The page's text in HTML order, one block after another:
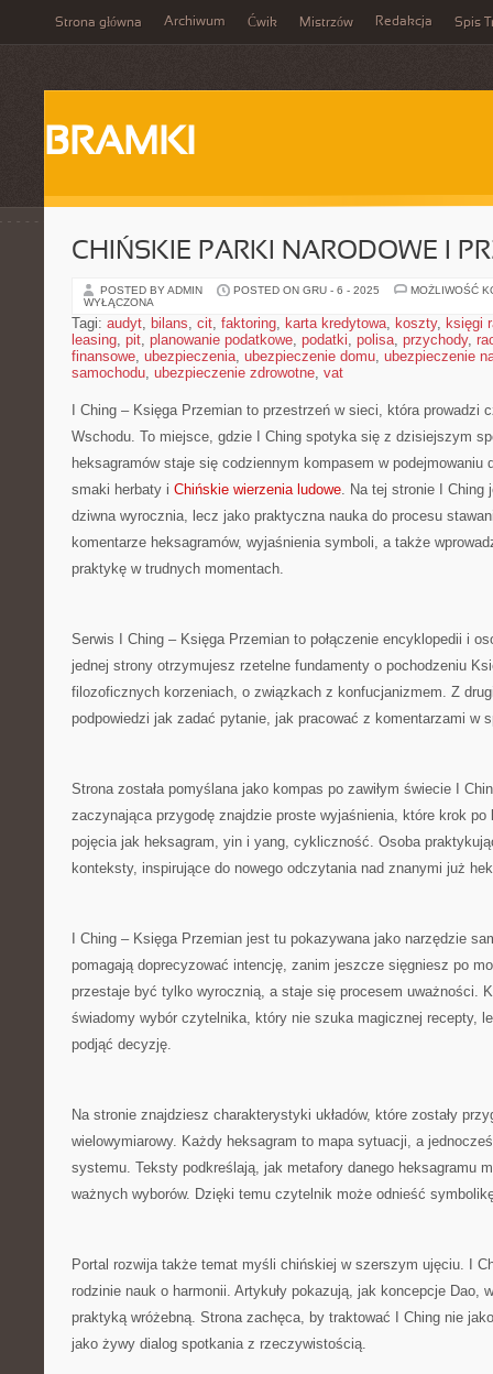
Strona główna Archiwum Ćwik Mistrzów Redakcja Spis
BRAMKI
CHIŃSKIE PARKI NARODOWE I
POSTED BY ADMIN POSTED ON GRU - 6 - 2025
MOŻLIWOŚĆ
WYŁĄCZONA
Tagi: audyt, bilans, cit, faktoring, karta kredytowa, koszty, księgi
leasing, pit, planowanie podatkowe, podatki, polisa, przychody,
finansowe, ubezpieczenia, ubezpieczenie domu, ubezpieczenie
samochodu, ubezpieczenie zdrowotne, vat
I Ching – Księga Przemian to przestrzeń w sieci, która prowadzi
Wschodu. To miejsce, gdzie I Ching spotyka się z dzisiejszym
heksagramów staje się codziennym kompasem w
smaki herbaty i Chińskie wierzenia ludowe. Na tej stronie I Ching
dziwna wyrocznia, lecz jako praktyczna nauka do procesu
komentarze heksagramów, wyjaśnienia symboli, a także
praktykę w trudnych momentach.
Serwis I Ching – Księga Przemian to połączenie encyklopedii i
jednej strony otrzymujesz rzetelne fundamenty o pochodzeniu
filozoficznych korzeniach, o związkach z konfucjanizmem. Z
podpowiedzi jak zadać pytanie, jak pracować z komentarzami w
Strona została pomyślana jako kompas po zawiłym świecie I
zaczynająca przygodę znajdzie proste wyjaśnienia, które krok po
pojęcia jak heksagram, yin i yang, cykliczność. Osoba
konteksty, inspirujące do nowego odczytania nad znanymi już
I Ching – Księga Przemian jest tu pokazywana jako narzędzie
pomagają doprecyzować intencję, zanim jeszcze sięgniesz po
przestaje być tylko wyrocznią, a staje się procesem uważności.
świadomy wybór czytelnika, który nie szuka magicznej recepty,
podjąć decyzję.
Na stronie znajdziesz charakterystyki układów, które zostały
wielowymiarowy. Każdy heksagram to mapa sytuacji, a
systemu. Teksty podkreślają, jak metafory danego heksagramu
ważnych wyborów. Dzięki temu czytelnik może odnieść
Portal rozwija także temat myśli chińskiej w szerszym ujęciu. I
rodzinie nauk o harmonii. Artykuły pokazują, jak koncepcje Dao,
praktyką wróżebną. Strona zachęca, by traktować I Ching nie
jako żywy dialog spotkania z rzeczywistością.